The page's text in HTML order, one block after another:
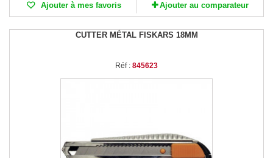
Ajouter à mes favoris Ajouter au comparateur
CUTTER MÉTAL FISKARS 18MM
Réf : 845623